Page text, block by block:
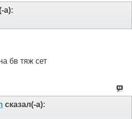
а):
бв тяж сет
сказал(-а):